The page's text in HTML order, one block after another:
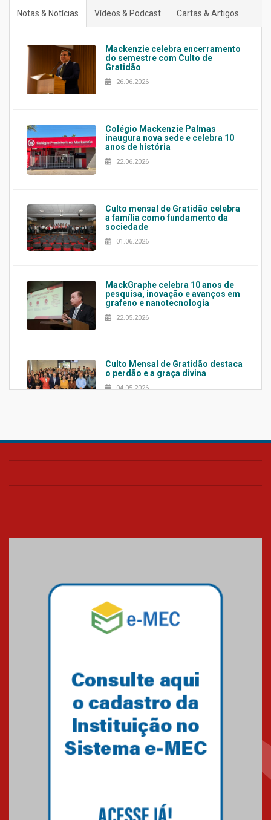
Notas & Notícias Vídeos & Podcast Cartas & Artigos
Mackenzie celebra encerramento
do semestre com Culto de
Gratidão
26.06.2026
Colégio Mackenzie Palmas
inaugura nova sede e celebra 10
anos de história
22.06.2026
Culto mensal de Gratidão celebra
a família como fundamento da
sociedade
01.06.2026
MackGraphe celebra 10 anos de
pesquisa, inovação e avanços em
grafeno e nanotecnologia
22.05.2026
Culto Mensal de Gratidão destaca
o perdão e a graça divina
04.05.2026
Confira como foi o culto mensal
Mackenzie mobiliza campanha
solidária para apoiar famílias em
Minas Gerais
Primeiro culto do ano ressalta o
27.02.2026